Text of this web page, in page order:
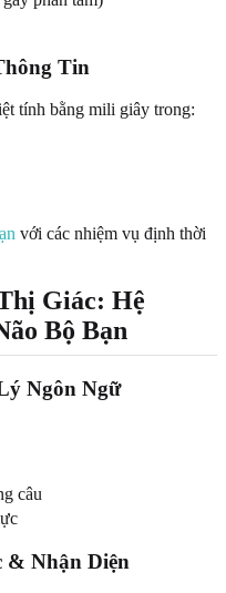
Tin
tính bằng mili giây trong:
với các nhiệm vụ định thời
Giác: Hệ
Bộ Bạn
Ngôn Ngữ
câu
Nhận Diện